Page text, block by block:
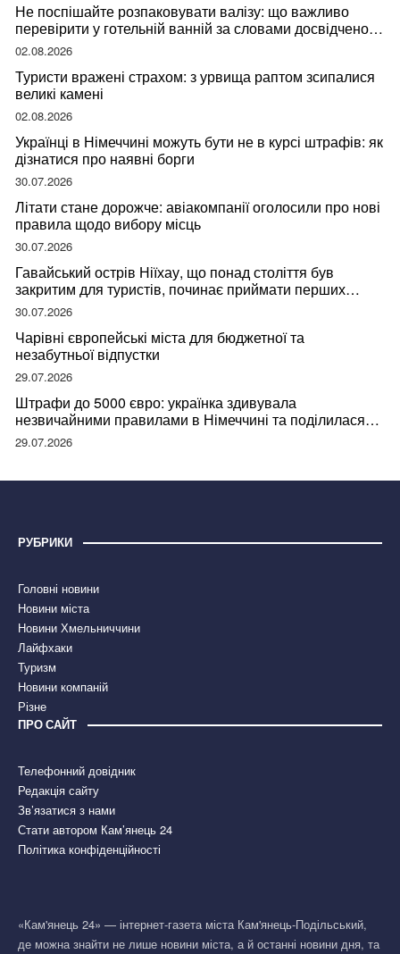
Не поспішайте розпаковувати валізу: що важливо
перевірити у готельній ванній за словами досвідченої
мандрівниці
02.08.2026
Туристи вражені страхом: з урвища раптом зсипалися
великі камені
02.08.2026
Українці в Німеччині можуть бути не в курсі штрафів: як
дізнатися про наявні борги
30.07.2026
Літати стане дорожче: авіакомпанії оголосили про нові
правила щодо вибору місць
30.07.2026
Гавайський острів Ніїхау, що понад століття був
закритим для туристів, починає приймати перших
відвідувачів
30.07.2026
Чарівні європейські міста для бюджетної та
незабутньої відпустки
29.07.2026
Штрафи до 5000 євро: українка здивувала
незвичайними правилами в Німеччині та поділилася
правдою
29.07.2026
РУБРИКИ
Головні новини
Новини міста
Новини Хмельниччини
Лайфхаки
Туризм
Новини компаній
Різне
ПРО САЙТ
Телефонний довідник
Редакція сайту
Зв’язатися з нами
Стати автором Кам’янець 24
Політика конфіденційності
«Кам'янець 24» — інтернет-газета міста Кам'янець-Подільський,
де можна знайти не лише новини міста, а й останні новини дня, та